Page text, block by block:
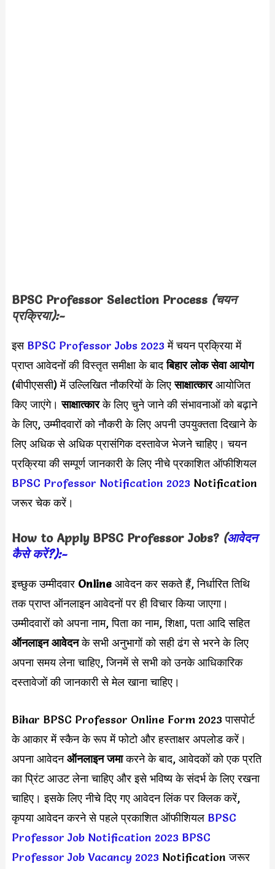
BPSC Professor Selection Process (चयन
प्रक्रिया):-
इस BPSC Professor Jobs 2023में चयन प्रक्रिया में
प्राप्त आवेदनों की विस्तृत समीक्षा के बादबिहार लोक सेवा आयोग
(बीपीएससी) में उल्लिखित नौकरियों के लिएसाक्षात्कारआयोजित
किए जाएंगे।साक्षात्कारके लिए चुने जाने की संभावनाओं को बढ़ाने
के लिए, उम्मीदवारों को नौकरी के लिए अपनी उपयुक्तता दिखाने के
लिए अधिक से अधिक प्रासंगिक दस्तावेज भेजने चाहिए। चयन
प्रक्रिया की सम्पूर्ण जानकारी के लिए नीचे प्रकाशित ऑफीशियल
BPSC Professor Notification 2023Notification
जरूर चेक करें।
How to Apply BPSC Professor Jobs?(आवेदन
कैसे करें?):-
इच्छुक उम्मीदवार Online आवेदन कर सकते हैं, निर्धारित तिथि
तक प्राप्त ऑनलाइन आवेदनों पर ही विचार किया जाएगा।
उम्मीदवारों को अपना नाम, पिता का नाम, शिक्षा, पता आदि सहित
ऑनलाइन आवेदनके सभी अनुभागों को सही ढंग से भरने के लिए
अपना समय लेना चाहिए, जिनमें से सभी को उनके आधिकारिक
दस्तावेजों की जानकारी से मेल खाना चाहिए।
Bihar BPSC Professor Online Form 2023 पासपोर्ट
के आकार में स्कैन के रूप में फोटो और हस्ताक्षर अपलोड करें।
अपना आवेदनऑनलाइन जमाकरने के बाद, आवेदकों को एक प्रति
का प्रिंट आउट लेना चाहिए और इसे भविष्य के संदर्भ के लिए रखना
चाहिए। इसके लिए नीचे दिए गए आवेदन लिंक पर क्लिक करें,
कृपया आवेदन करने से पहले प्रकाशित ऑफीशियल BPSC
Professor Job Notification 2023 BPSC
Professor Job Vacancy 2023Notification जरूर